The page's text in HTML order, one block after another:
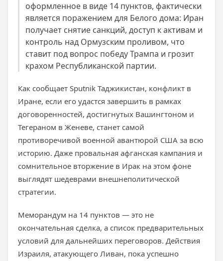
оформленное в виде 14 пунктов, фактически
является поражением для Белого дома: Иран
получает снятие санкций, доступ к активам и
контроль над Ормузским проливом, что
ставит под вопрос победу Трампа и грозит
крахом Республиканской партии.
Как сообщает Sputnik Таджикистан, конфликт в
Иране, если его удастся завершить в рамках
договоренностей, достигнутых Вашингтоном и
Тегераном в Женеве, станет самой
противоречивой военной авантюрой США за всю
историю. Даже провальная афганская кампания и
сомнительное вторжение в Ирак на этом фоне
выглядят шедеврами внешнеполитической
стратегии.
Меморандум на 14 пунктов — это не
окончательная сделка, а список предварительных
условий для дальнейших переговоров. Действия
Израиля, атакующего Ливан, пока успешно